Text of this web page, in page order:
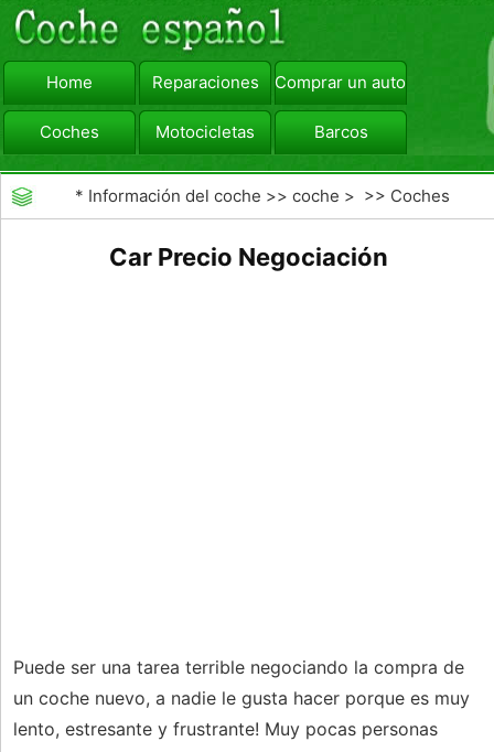
Home Reparaciones Comprar un automóvil
Coches Motocicletas Barcos
viajar Camiones
* Información del coche >>coche > >> Coches
Car Precio Negociación
Puede ser una tarea terrible negociando la compra de
un coche nuevo, a nadie le gusta hacer porque es muy
lento, estresante y frustrante! Muy pocas personas